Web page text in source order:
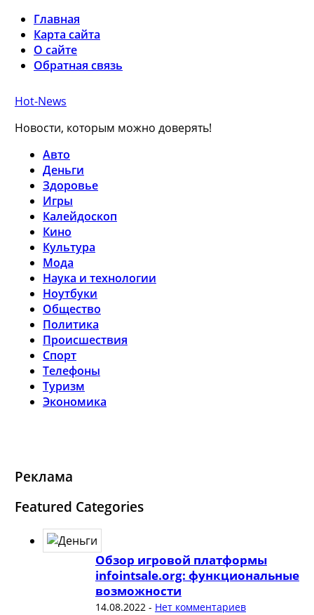
Главная
Карта сайта
О сайте
Обратная связь
Hot-News
Новости, которым можно доверять!
Авто
Деньги
Здоровье
Игры
Калейдоскоп
Кино
Культура
Мода
Наука и технологии
Ноутбуки
Общество
Политика
Происшествия
Спорт
Телефоны
Туризм
Экономика
Реклама
Featured Categories
Обзор игровой платформы
infointsale.org: функциональные
возможности
14.08.2022- Нет комментариев